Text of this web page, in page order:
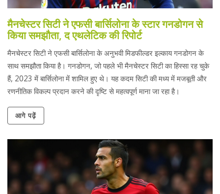
मैनचेस्टर सिटी ने एफसी बार्सिलोना के स्टार गनडोगन से
किया समझौता, द एथलेटिक की रिपोर्ट
मैनचेस्टर सिटी ने एफसी बार्सिलोना के अनुभवी मिडफील्डर इल्काय गनडोगन के
साथ समझौता किया है। गनडोगन, जो पहले भी मैनचेस्टर सिटी का हिस्सा रह चुके
हैं, 2023 में बार्सिलोना में शामिल हुए थे। यह कदम सिटी की मध्य में मजबूती और
रणनीतिक विकल्प प्रदान करने की दृष्टि से महत्वपूर्ण माना जा रहा है।
आगे पढ़ें